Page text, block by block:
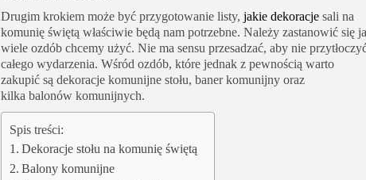
Drugim krokiem może być przygotowanie listy, jakie dekoracje sali na
komunię świętą właściwie będą nam potrzebne. Należy zastanowić się
wiele ozdób chcemy użyć. Nie ma sensu przesadzać, aby nie
całego wydarzenia. Wśród ozdób, które jednak z pewnością warto
zakupić są dekoracje komunijne stołu, baner komunijny oraz
kilka balonów komunijnych.
Spis treści:
Dekoracje stołu na komunię świętą
Balony komunijne